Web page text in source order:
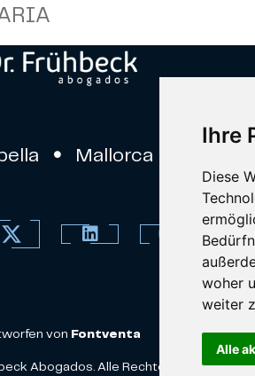
Ihre
Diese
woher
weiter
Alle
Mallorca
von Fontventa
Abogados. Alle Rechte vorbehalten.